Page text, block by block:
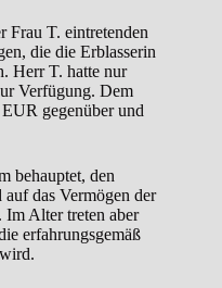
Frau T. eintretenden
die die Erblasserin
Herr T. hatte nur
Verfügung. Dem
gegenüber und
behauptet, den
das Vermögen der
Im Alter treten aber
erfahrungsgemäß